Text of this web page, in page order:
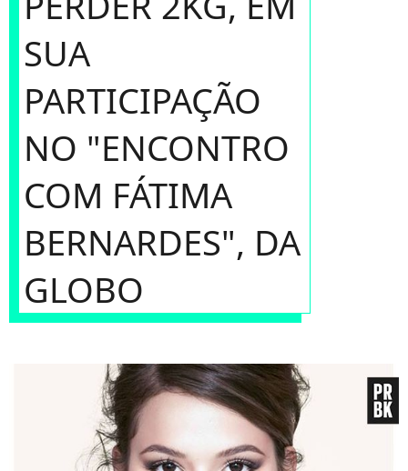
SUA
PARTICIPAÇÃO
NO "ENCONTRO
COM FÁTIMA
BERNARDES", DA
GLOBO